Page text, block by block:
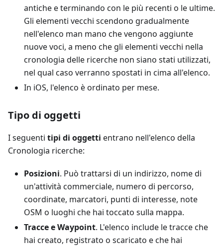
antiche e terminando con le più recenti o le ultime.
Gli elementi vecchi scendono gradualmente
nell'elenco man mano che vengono aggiunte
nuove voci, a meno che gli elementi vecchi nella
cronologia delle ricerche non siano stati utilizzati,
nel qual caso verranno spostati in cima all'elenco.
In iOS, l'elenco è ordinato per mese.
Tipo di oggetti
I seguenti tipi di oggetti entrano nell'elenco della
Cronologia ricerche:
Posizioni. Può trattarsi di un indirizzo, nome di
un'attività commerciale, numero di percorso,
coordinate, marcatori, punti di interesse, note
OSM o luoghi che hai toccato sulla mappa.
Tracce e Waypoint. L'elenco include le tracce che
hai creato, registrato o scaricato e che hai